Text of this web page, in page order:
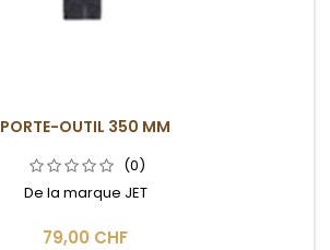
PORTE-OUTIL 350 MM
(0)
De la marque JET
79,00 CHF